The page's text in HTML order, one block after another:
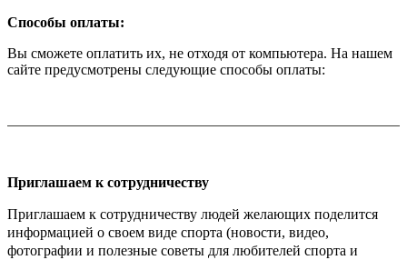
Способы оплаты:
Вы сможете оплатить их, не отходя от компьютера. На нашем
сайте предусмотрены следующие способы оплаты:
Приглашаем к сотрудничеству
Приглашаем к сотрудничеству людей желающих поделится
информацией о своем виде спорта (новости, видео,
фотографии и полезные советы для любителей спорта и